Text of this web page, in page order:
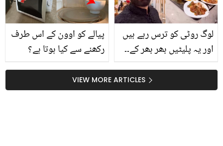
پیالے کو اوون کے اس طرف
رکھنے سے کیا ہوتا ہے؟
کے وہ طریقے جن سے بجلی
کا بل بھی کم آئے
لوگ روٹی کو ترس رہے ہیں
اور یہ پلیٹیں بھر بھر کے۔۔
والوں پر برس پڑے ! مسئلے
کا کیا حل بتایا؟
VIEW MORE ARTICLES